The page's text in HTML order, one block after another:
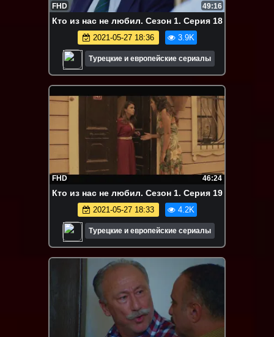
FHD 49:16
Кто из нас не любил. Сезон 1. Серия 18
2021-05-27 18:36 3.9K
Турецкие и европейские сериалы
FHD 46:24
Кто из нас не любил. Сезон 1. Серия 19
2021-05-27 18:33 4.2K
Турецкие и европейские сериалы